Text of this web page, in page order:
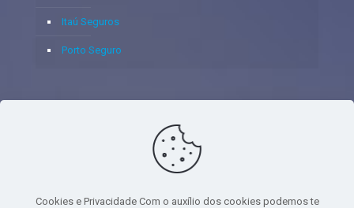
Itaú Seguros
Porto Seguro
© 2020 - Yoshie & Maia Corretora de Seguros Ltda - CNPJ:
05.459.716/0001-75 - SUSEP: 100637106 AV DOS
PAVIMENTO - CEP 06.020-012 - VILA YARA - OSASCO - UF SP -
Cookies e Privacidade Com o auxílio dos cookies podemos te